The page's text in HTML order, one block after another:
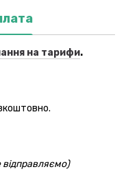
на тарифи.